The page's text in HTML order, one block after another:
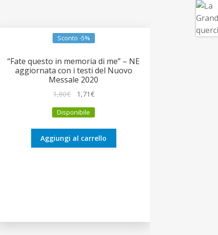
Sconto -5%
“Fate questo in memoria di me” – NE
aggiornata con i testi del Nuovo
Messale 2020
1,80€
originale
1,80€.
1,71€Il
attuale
1,71€.
Disponibile
Aggiungi al carrello